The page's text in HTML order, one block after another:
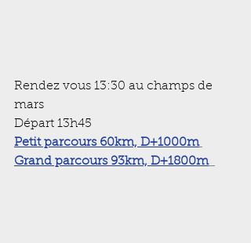
Rendez vous 13:30 au champs de
mars
Départ 13h45
Petit parcours 60km, D+1000m
Grand parcours 93km, D+1800m